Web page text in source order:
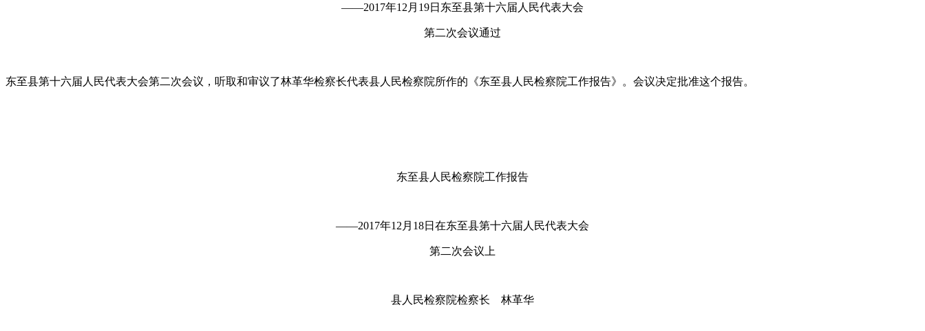
——2017年12月19日东至县第十六届人民代表大会
第二次会议通过
东至县第十六届人民代表大会第二次会议，听取和审议了林革华检察长代表县人民检察院所作的《东至县人民检察院工作报告》。会议决定批准这个报告。
东至县人民检察院工作报告
——2017年12月18日在东至县第十六届人民代表大会
第二次会议上
县人民检察院检察长 林革华